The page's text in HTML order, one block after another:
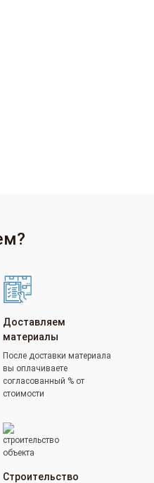
Доставляем
материалы
После доставки материала
вы оплачиваете
согласованный % от
стоимости
Строительство